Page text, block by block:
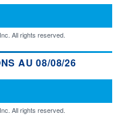
All rights reserved.
AU 08/08/26
All rights reserved.